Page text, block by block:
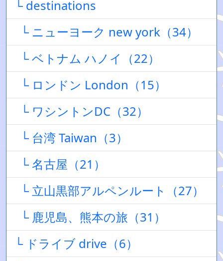
└ destinations
└ ニューヨーク new york（34）
└ ベトナム ハノイ（22）
└ ロンドン London（15）
└ ワシントンDC（32）
└ 台湾 Taiwan（3）
└ 名古屋（21）
└ 立山黒部アルペンルート（27）
└ 鹿児島、熊本の旅（31）
└ ドライブ drive（6）